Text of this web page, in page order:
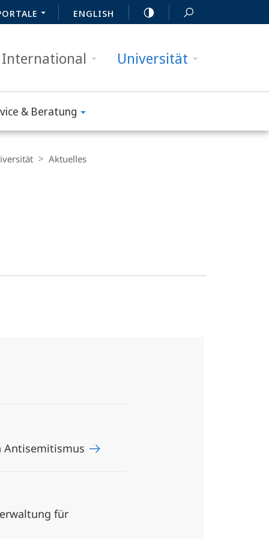
ENGLISH
International Universität
& Beratung
Aktuelles
Antisemitismus
für